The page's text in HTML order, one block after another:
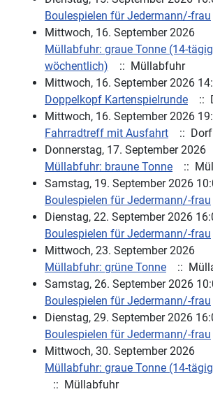
Boulespielen für Jedermann/-frau
Mittwoch, 16. September 2026
Müllabfuhr: graue Tonne (14-
wöchentlich)
:: Müllabfuhr
Mittwoch, 16. September 2026
Doppelkopf Kartenspielrunde
::
Mittwoch, 16. September 2026
Fahrradtreff mit Ausfahrt
:: Dorf
Donnerstag, 17. September 2026
Müllabfuhr: braune Tonne
::
Samstag, 19. September 2026
Boulespielen für Jedermann/-frau
Dienstag, 22. September 2026
Boulespielen für Jedermann/-frau
Mittwoch, 23. September 2026
Müllabfuhr: grüne Tonne
::
Samstag, 26. September 2026
Boulespielen für Jedermann/-frau
Dienstag, 29. September 2026
Boulespielen für Jedermann/-frau
Mittwoch, 30. September 2026
Müllabfuhr: graue Tonne (14-
:: Müllabfuhr